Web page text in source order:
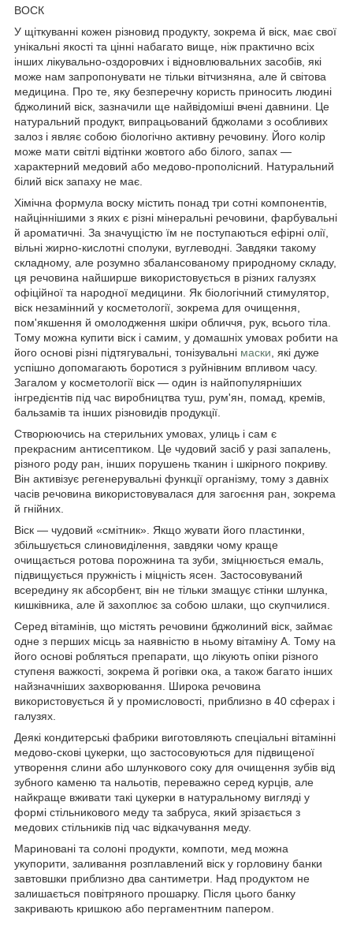
ВОСК
У щіткуванні кожен різновид продукту, зокрема й віск, має свої
унікальні якості та цінні набагато вище, ніж практично всіх
інших лікувально-оздоровчих і відновлювальних засобів, які
може нам запропонувати не тільки вітчизняна, але й світова
медицина. Про те, яку безперечну користь приносить людині
бджолиний віск, зазначили ще найвідоміші вчені давнини. Це
натуральний продукт, випрацьований бджолами з особливих
залоз і являє собою біологічно активну речовину. Його колір
може мати світлі відтінки жовтого або білого, запах —
характерний медовий або медово-прополісний. Натуральний
білий віск запаху не має.
Хімічна формула воску містить понад три сотні компонентів,
найціннішими з яких є різні мінеральні речовини, фарбувальні
й ароматичні. За значущістю їм не поступаються ефірні олії,
вільні жирно-кислотні сполуки, вуглеводні. Завдяки такому
складному, але розумно збалансованому природному складу,
ця речовина найширше використовується в різних галузях
офіційної та народної медицини. Як біологічний стимулятор,
віск незамінний у косметології, зокрема для очищення,
пом'якшення й омолодження шкіри обличчя, рук, всього тіла.
Тому можна купити віск і самим, у домашніх умовах робити на
його основі різні підтягувальні, тонізувальні маски , які дуже
успішно допомагають боротися з руйнівним впливом часу.
Загалом у косметології віск — один із найпопулярніших
інгредієнтів під час виробництва туш, рум'ян, помад, кремів,
бальзамів та інших різновидів продукції.
Створюючись на стерильних умовах, улиць і сам є
прекрасним антисептиком. Це чудовий засіб у разі запалень,
різного роду ран, інших порушень тканин і шкірного покриву.
Він активізує регенерувальні функції організму, тому з давніх
часів речовина використовувалася для загоєння ран, зокрема
й гнійних.
Віск — чудовий «смітник». Якщо жувати його пластинки,
збільшується слиновиділення, завдяки чому краще
очищається ротова порожнина та зуби, зміцнюється емаль,
підвищується пружність і міцність ясен. Застосовуваний
всередину як абсорбент, він не тільки змащує стінки шлунка,
кишківника, але й захоплює за собою шлаки, що скупчилися.
Серед вітамінів, що містять речовини бджолиний віск, займає
одне з перших місць за наявністю в ньому вітаміну A. Тому на
його основі робляться препарати, що лікують опіки різного
ступеня важкості, зокрема й рогівки ока, а також багато інших
найзначніших захворювання. Широка речовина
використовується й у промисловості, приблизно в 40 сферах і
галузях.
Деякі кондитерські фабрики виготовляють спеціальні вітамінні
медово-скові цукерки, що застосовуються для підвищеної
утворення слини або шлункового соку для очищення зубів від
зубного каменю та нальотів, переважно серед курців, але
найкраще вживати такі цукерки в натуральному вигляді у
формі стільникового меду та забруса, який зрізається з
медових стільників під час відкачування меду.
Мариновані та солоні продукти, компоти, мед можна
укупорити, заливання розплавлений віск у горловину банки
завтовшки приблизно два сантиметри. Над продуктом не
залишається повітряного прошарку. Після цього банку
закривають кришкою або пергаментним папером.